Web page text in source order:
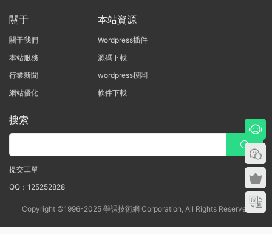
關于
關于我們
本站服務
行業新聞
網站優化
本站資源
Wordpress插件
源碼下載
wordpress模闆
軟件下載
搜索
提交工單
QQ：125252828
Copyright ©1996-2025 學課技術網 Corporation, All Rights Reserved